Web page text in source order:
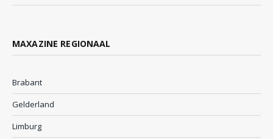
MAXAZINE REGIONAAL
Brabant
Gelderland
Limburg